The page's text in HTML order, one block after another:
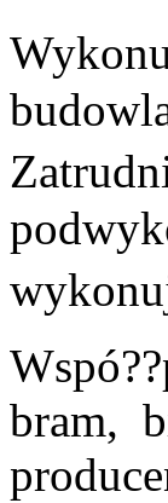
bram,